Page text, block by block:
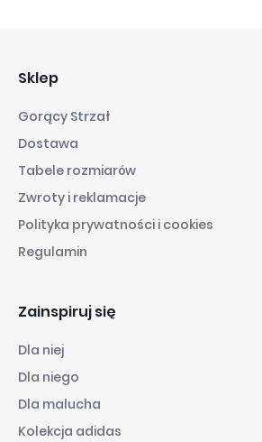
Sklep
Gorący Strzał
Dostawa
Tabele rozmiarów
Zwroty i reklamacje
Polityka prywatności i cookies
Regulamin
Zainspiruj się
Dla niej
Dla niego
Dla malucha
Kolekcja adidas